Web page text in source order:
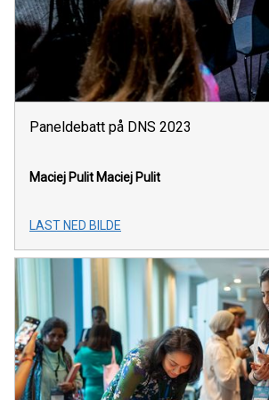
Paneldebatt på DNS 2023
Maciej PulitMaciej Pulit
LAST NED BILDE